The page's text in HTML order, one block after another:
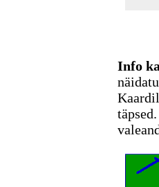
Info